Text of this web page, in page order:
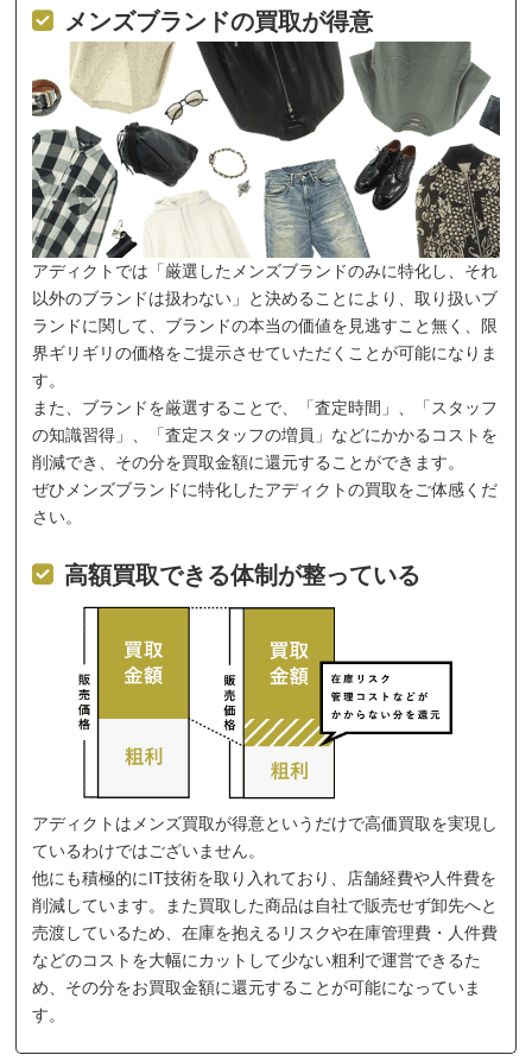
メンズブランドの買取が得意
アディクトでは「厳選したメンズブランドのみに特化し、それ
以外のブランドは扱わない」と決めることにより、取り扱いブ
ランドに関して、ブランドの本当の価値を見逃すこと無く、限
界ギリギリの価格をご提示させていただくことが可能になりま
す。
また、ブランドを厳選することで、「査定時間」、「スタッフ
の知識習得」、「査定スタッフの増員」などにかかるコストを
削減でき、その分を買取金額に還元することができます。
ぜひメンズブランドに特化したアディクトの買取をご体感くだ
さい。
高額買取できる体制が整っている
アディクトはメンズ買取が得意というだけで高価買取を実現し
ているわけではございません。
他にも積極的にIT技術を取り入れており、店舗経費や人件費を
削減しています。また買取した商品は自社で販売せず卸先へと
売渡しているため、在庫を抱えるリスクや在庫管理費・人件費
などのコストを大幅にカットして少ない粗利で運営できるた
め、その分をお買取金額に還元することが可能になっていま
す。